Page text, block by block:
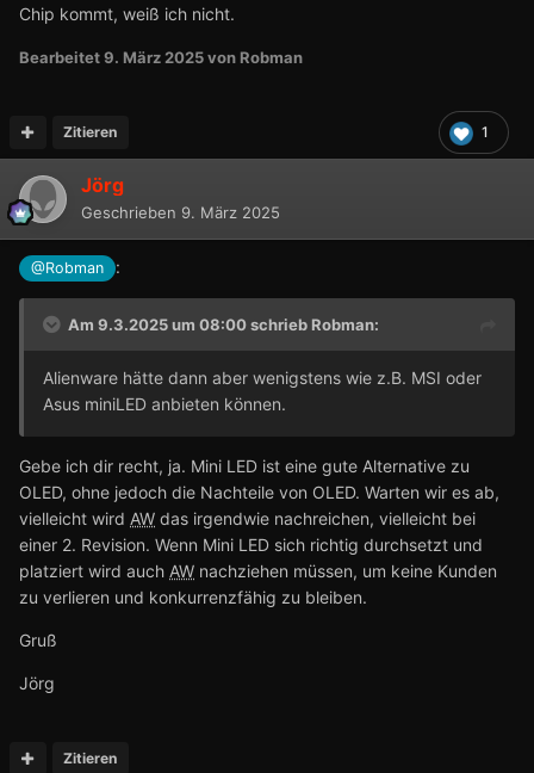
Chip kommt, weiß ich nicht.
Bearbeitet9. März 2025von Robman
1
Zitieren
Jörg
Geschrieben 9. März 2025
@Robman :
Am 9.3.2025 um 08:00 schriebRobman:
Alienware hätte dann aber wenigstens wie z.B. MSI oder
Asus miniLED anbieten können.
Gebe ich dir recht, ja. Mini LED ist eine gute Alternative zu
OLED, ohne jedoch die Nachteile von OLED. Warten wir es ab,
vielleicht wird AW das irgendwie nachreichen, vielleicht bei
einer 2. Revision. Wenn Mini LED sich richtig durchsetzt und
platziert wird auch AW nachziehen müssen, um keine Kunden
zu verlieren und konkurrenzfähig zu bleiben.
Gruß
Jörg
Zitieren